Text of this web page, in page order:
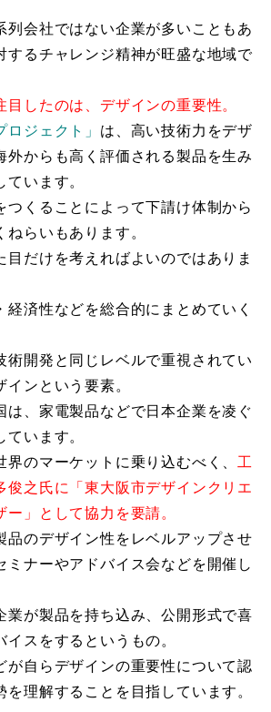
列会社ではない企業が多いこともあ
するチャレンジ精神が旺盛な地域で
目したのは、デザインの重要性。
ロジェクト」 は、高い技術力をデザ
外からも高く評価される製品を生み
います。
つくることによって下請け体制から
らいもあります。
目だけを考えればよいのではありま
経済性などを総合的にまとめていく
術開発と同じレベルで重視されてい
インという要素。
は、家電製品などで日本企業を凌ぐ
ています。
界のマーケットに乗り込むべく、 工
俊之氏に「東大阪市デザインクリエ
」として協力を要請。
品のデザイン性をレベルアップさせ
ミナーやアドバイス会などを開催し
業が製品を持ち込み、公開形式で喜
スをするというもの。
が自らデザインの重要性について認
を理解することを目指しています。